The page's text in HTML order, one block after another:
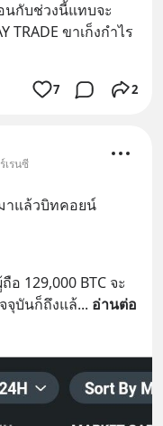
นกับช่วงนี้แทบจะ
ขาเก็งกำไร
7 2
เรนซี
าแล้วบิทคอยน์
129,000 BTC จะ
จุบันก็ถึงแล้... อ่านต่อ